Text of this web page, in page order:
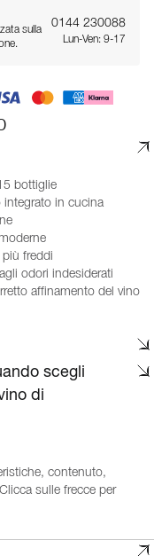
sulla
0144 230088
Lun-Ven: 9-17
bottiglie
integrato in cucina
freddi
odori indesiderati
affinamento del vino
scegli
di
contenuto,
sulle frecce per